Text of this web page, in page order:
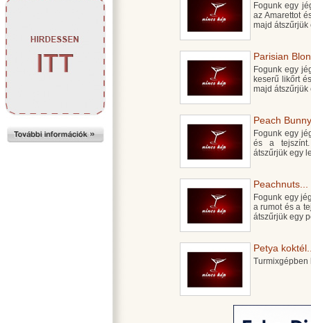
Fogunk egy
az Amarettot
majd átszűrjük
Parisian
Fogunk egy
keserű likőrt
majd átszűrjük
Peach
Fogunk egy
és a tejszínt.
átszűrjük egy
Peachnuts...
Fogunk egy
a rumot és a
átszűrjük egy
Petya
Turmixgépben